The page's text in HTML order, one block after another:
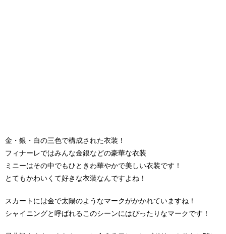
金・銀・白の三色で構成された衣装！
フィナーレではみんな金銀などの豪華な衣装
ミニーはその中でもひときわ華やかで美しい衣装です！
とてもかわいくて好きな衣装なんですよね！
スカートには金で太陽のようなマークがかかれていますね！
シャイニングと呼ばれるこのシーンにはぴったりなマークです！